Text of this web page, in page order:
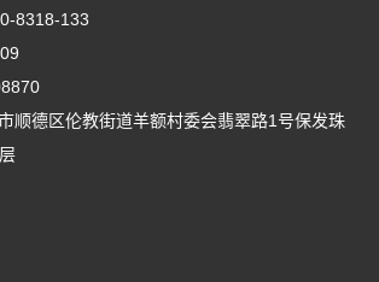
8318-133
顺德区伦教街道羊额村委会翡翠路1号保发珠